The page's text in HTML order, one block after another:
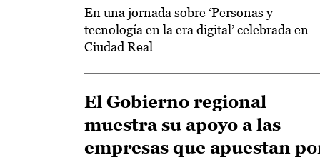
En una jornada sobre ‘Personas y
tecnología en la era digital’ celebrada en
Ciudad Real
El Gobierno regional
muestra su apoyo a las
empresas que apuestan